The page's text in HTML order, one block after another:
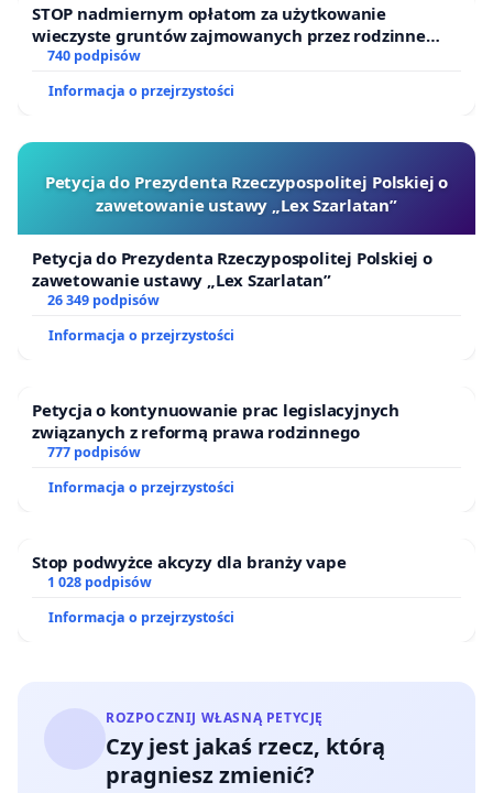
STOP nadmiernym opłatom za użytkowanie
wieczyste gruntów zajmowanych przez rodzinne
ogrody działkowe.
740 podpisów
Informacja o przejrzystości
Petycja do Prezydenta Rzeczypospolitej Polskiej o
zawetowanie ustawy „Lex Szarlatan”
Petycja do Prezydenta Rzeczypospolitej Polskiej o
zawetowanie ustawy „Lex Szarlatan”
26 349 podpisów
Informacja o przejrzystości
Petycja o kontynuowanie prac legislacyjnych
związanych z reformą prawa rodzinnego
777 podpisów
Informacja o przejrzystości
Stop podwyżce akcyzy dla branży vape
1 028 podpisów
Informacja o przejrzystości
ROZPOCZNIJ WŁASNĄ PETYCJĘ
Czy jest jakaś rzecz, którą
pragniesz zmienić?